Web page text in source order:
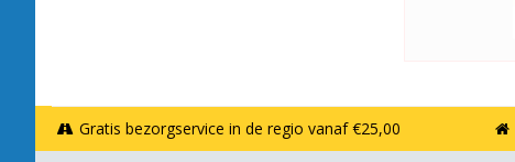
Gratis bezorgservice in de regio vanaf €25,00